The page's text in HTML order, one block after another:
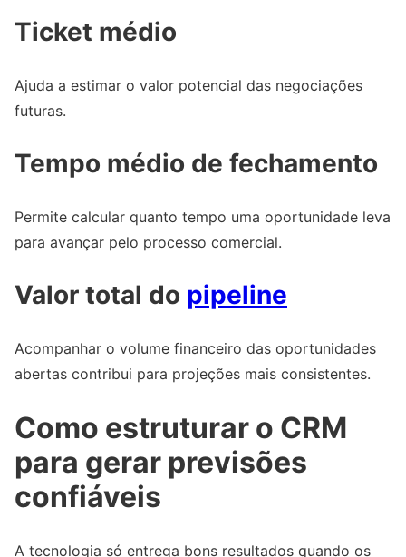
Ticket médio
Ajuda a estimar o valor potencial das negociações
futuras.
Tempo médio de fechamento
Permite calcular quanto tempo uma oportunidade leva
para avançar pelo processo comercial.
Valor total do pipeline
Acompanhar o volume financeiro das oportunidades
abertas contribui para projeções mais consistentes.
Como estruturar o CRM
para gerar previsões
confiáveis
A tecnologia só entrega bons resultados quando os